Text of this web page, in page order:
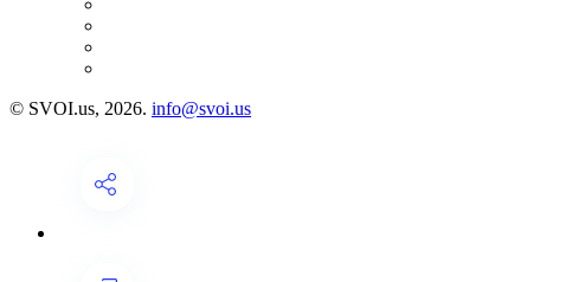
© SVOI.us, 2026. info@svoi.us